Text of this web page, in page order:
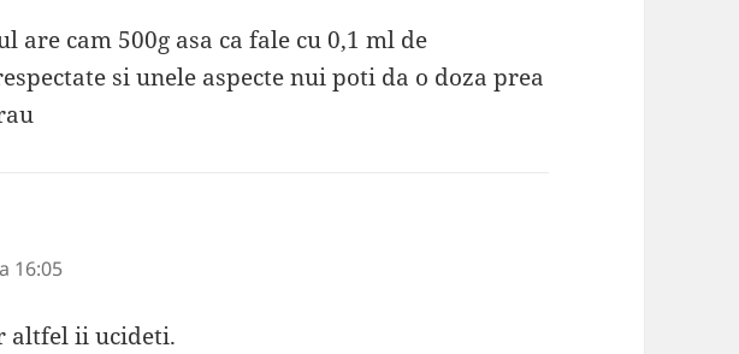
are cam 500g asa ca fale cu 0,1 ml de
si unele aspecte nui poti da o doza prea
16:05
altfel ii ucideti.